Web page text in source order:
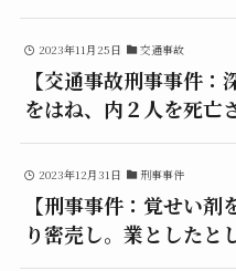
2023年11月25日 交通事故
【交通事故刑事事件
をはね、内２人を死亡
2023年12月31日 刑事事件
【刑事事件：覚せい
り密売し。業としたと